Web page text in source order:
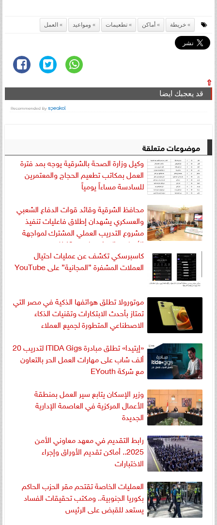
خريطة أماكن تطعيمات ومواعيد العمل
⇧
قد يعجبك ايضا
موضوعات متعلقة
وكيل وزارة الصحة بالشرقية يوجه بمد فترة
العمل بمكاتب تطعيم الحجاج والمعتمرين
للسادسة مساءاً يومياً
محافظ الشرقية وقائد قوات الدفاع الشعبي
والعسكري يشهدان إطلاق فاعليات تنفيذ
مشروع التدريب العملي المشترك لمواجهة
الأزمات والكوارث (صقر 143)
كاسبرسكي تكشف عن عمليات احتيال
العملات المشفرة ”المجانية” على YouTube
موتورولا تطلق هواتفها الذكية في مصر التي
تمتاز بأحدث الابتكارات وتقنيات الذكاء
الاصطناعي المتطورة لجميع العملاء
«إيتيدا» تطلق مبادرة ITIDA Gigs لتدريب 20
ألف شاب على مهارات العمل الحر بالتعاون
مع شركة EYouth
وزير الإسكان يتابع سير العمل بمنطقة
الأعمال المركزية في العاصمة الإدارية
الجديدة
رابط التقديم في معهد معاوني الأمن
2025.. أماكن تقديم الأوراق وإجراء
الاختبارات
العمليات الخاصة تقتحم مقر الحزب الحاكم
بكوريا الجنوبية.. ومكتب تحقيقات الفساد
يستعد للقبض على الرئيس